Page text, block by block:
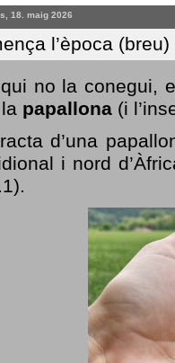
18. maig 2026
l’època
no la conegui,
papallona (i
d’una
i nord